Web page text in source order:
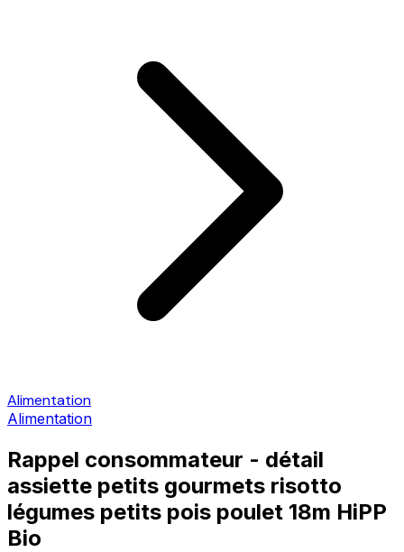
Alimentation
Alimentation
Rappel consommateur - détail
assiette petits gourmets risotto
légumes petits pois poulet 18m HiPP
Bio